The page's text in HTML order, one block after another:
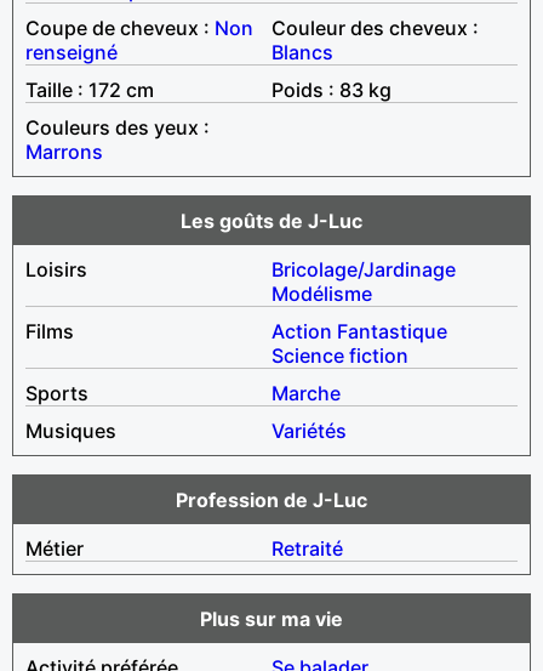
Coupe de cheveux : Non
renseigné
Couleur des cheveux :
Blancs
Taille : 172 cm
Poids : 83 kg
Couleurs des yeux :
Marrons
Les goûts de J-Luc
Loisirs
Bricolage/Jardinage
Modélisme
Films
Action Fantastique
Science fiction
Sports
Marche
Musiques
Variétés
Profession de J-Luc
Métier
Retraité
Plus sur ma vie